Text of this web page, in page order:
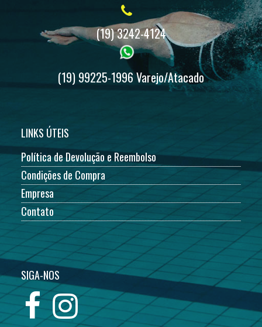
(19) 3242-4124
(19) 99225-1996 Varejo/Atacado
LINKS ÚTEIS
Política de Devolução e Reembolso
Condições de Compra
Empresa
Contato
SIGA-NOS